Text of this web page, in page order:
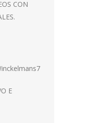
CON
E